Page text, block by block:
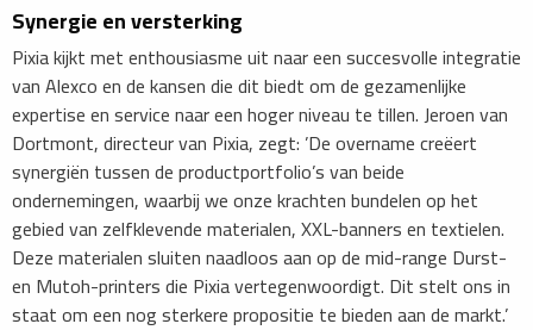
Synergie en versterking
Pixia kijkt met enthousiasme uit naar een succesvolle integratie
van Alexco en de kansen die dit biedt om de gezamenlijke
expertise en service naar een hoger niveau te tillen. Jeroen van
Dortmont, directeur van Pixia, zegt: ’De overname creëert
synergiën tussen de productportfolio’s van beide
ondernemingen, waarbij we onze krachten bundelen op het
gebied van zelfklevende materialen, XXL-banners en textielen.
Deze materialen sluiten naadloos aan op de mid-range Durst-
en Mutoh-printers die Pixia vertegenwoordigt. Dit stelt ons in
staat om een nog sterkere propositie te bieden aan de markt.’